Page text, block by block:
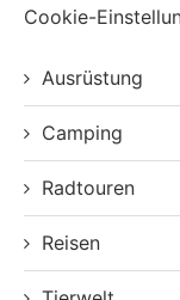
Cookie-
Ausrüstung
Camping
Radtouren
Reisen